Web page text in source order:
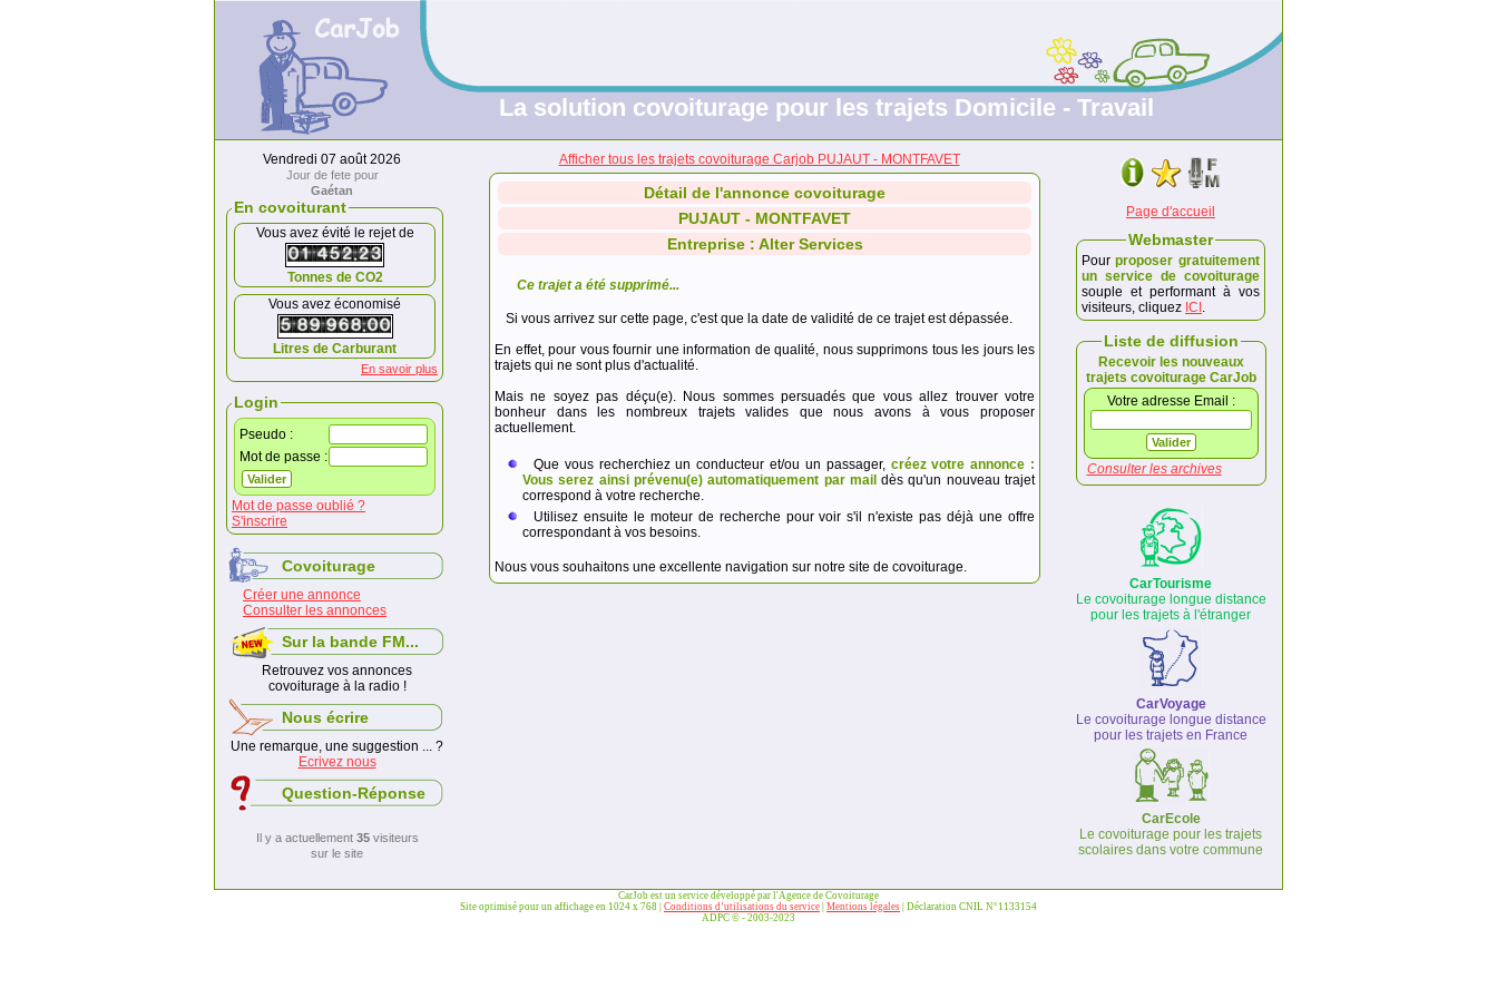
La solution covoiturage pour les trajets Domicile - Travail
Vendredi 07 août 2026
Jour de fete pour
Gaétan
En covoiturant
Vous avez évité le rejet de
Tonnes de CO2
Vous avez économisé
Litres de Carburant
En savoir plus
Login
Pseudo :
Mot de passe :
Mot de passe oublié ?
S'inscrire
Covoiturage
Créer une annonce
Consulter les annonces
Sur la bande FM...
Retrouvez vos annonces
covoiturage à la radio !
Nous écrire
Une remarque, une suggestion ... ?
Ecrivez nous
Question-Réponse
Il y a actuellement 35visiteurs
sur le site
Afficher tous les trajets covoiturage Carjob PUJAUT - MONTFAVET
Détail de l'annonce covoiturage
PUJAUT - MONTFAVET
Entreprise : Alter Services
Ce trajet a été supprimé...
Si vous arrivez sur cette page, c'est que la date de validité de ce trajet est dépassée.
En effet, pour vous fournir une information de qualité, nous supprimons tous les jours les
trajets qui ne sont plus d'actualité.
Mais ne soyez pas déçu(e). Nous sommes persuadés que vous allez trouver votre
bonheur dans les nombreux trajets valides que nous avons à vous proposer
actuellement.
Que vous recherchiez un conducteur et/ou un passager, créez votre annonce :
Vous serez ainsi prévenu(e) automatiquement par mail dès qu'un nouveau trajet
correspond à votre recherche.
Utilisez ensuite le moteur de recherche pour voir s'il n'existe pas déjà une offre
correspondant à vos besoins.
Nous vous souhaitons une excellente navigation sur notre site de covoiturage.
Page d'accueil
Webmaster
Pour proposer gratuitement
un service de covoiturage
souple et performant à vos
visiteurs, cliquez ICI .
Liste de diffusion
Recevoir les nouveaux
trajets covoiturage CarJob
Votre adresse Email :
Consulter les archives
CarTourisme
Le covoiturage longue distance
pour les trajets à l'étranger
CarVoyage
Le covoiturage longue distance
pour les trajets en France
CarEcole
Le covoiturage pour les trajets
scolaires dans votre commune
CarJob est un service développé par l'Agence de Covoiturage
Site optimisé pour un affichage en 1024 x 768 | Conditions d’utilisations du service Mentions légales | Déclaration CNIL N°1133154
ADPC © - 2003-2023